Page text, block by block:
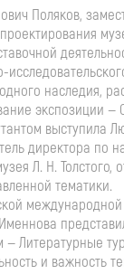
Поляков,
наследия,
экспозиции —
выступила
директора по
Л. Н. Толстого,
тематики.
— Литературные
и важность